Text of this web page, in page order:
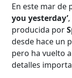
En este mar de
you yesterday’
producida por
desde hace un
pero ha vuelto
detalles